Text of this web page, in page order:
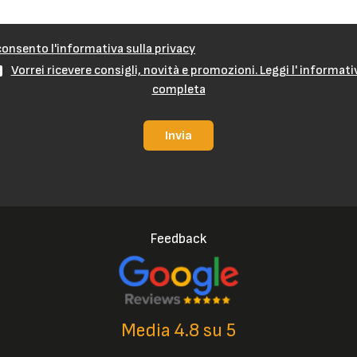
l'informativa sulla privacy
Vorrei ricevere consigli, novità e promozioni. Leggi l'
completa
Invia
Feedback
Media 4.8 su 5